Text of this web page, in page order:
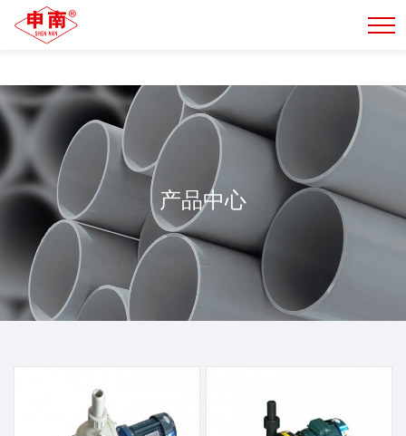
正规的买球网站
产品中心
产品中心